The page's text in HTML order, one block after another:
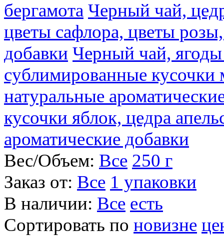
бергамота Черный чай,
цветы сафлора, цветы
добавки Черный чай,
сублимированные
натуральные
кусочки яблок, цедра
ароматические добавки
Вес/Объем: Все 250 г
Заказ от: Все 1 упаковки
В наличии: Все есть
Сортировать по новизне